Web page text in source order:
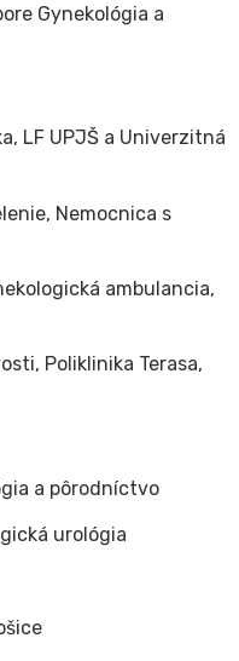
Gynekológia a
LF UPJŠ a Univerzitná
Nemocnica s
ambulancia,
Poliklinika Terasa,
a pôrodníctvo
urológia